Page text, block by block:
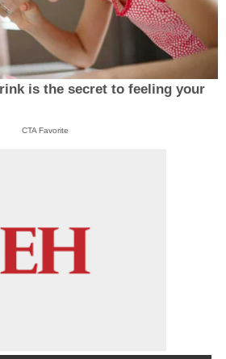
is the secret to feeling your
CTA Favorite